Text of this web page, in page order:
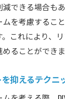
できる場合も
ムを考慮するこ
これにより、
ることができま
抑えるテクニ